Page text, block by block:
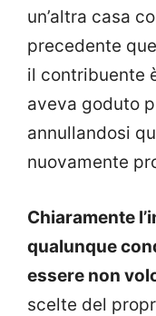
un’altra casa
precedente
il contribuente
aveva goduto
annullandosi
nuovamente
Chiaramente
qualunque
essere non
scelte del